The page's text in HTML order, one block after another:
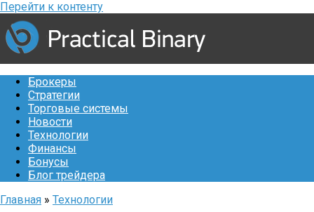
Перейти к контенту
Брокеры
Стратегии
Торговые системы
Новости
Технологии
Финансы
Бонусы
Блог трейдера
Главная » Технологии